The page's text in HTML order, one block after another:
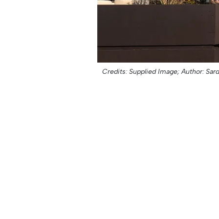
Credits: Supplied Image; Author: